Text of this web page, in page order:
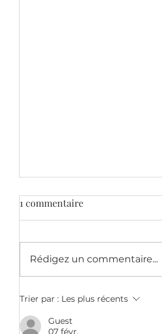
Où en est l'aiguille de votre
1 commentaire
Rédigez un commentaire...
Trier par : Les plus récents
Guest